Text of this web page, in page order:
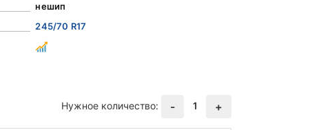
нешип
245/70 R17
Нужное количество: - 1 +